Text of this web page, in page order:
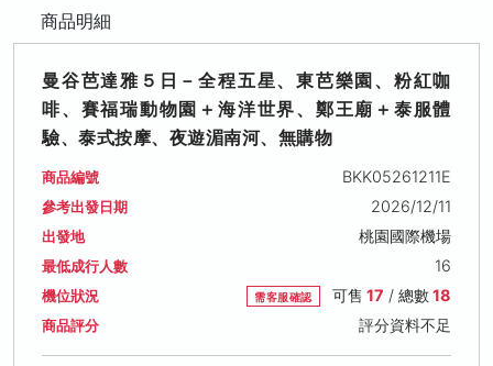
商品明細
曼谷芭達雅５日－全程五星、東芭樂園、粉紅咖
啡、賽福瑞動物園＋海洋世界、鄭王廟＋泰服體
驗、泰式按摩、夜遊湄南河、無購物
商品編號 BKK05261211E
參考出發日期 2026/12/11
出發地 桃園國際機場
最低成行人數 16
機位狀況 需客服確認 可售 17 / 總數18
商品評分 評分資料不足